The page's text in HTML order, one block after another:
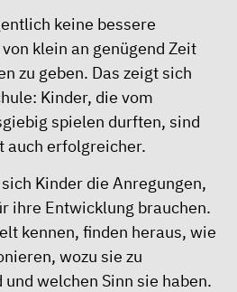
keine bessere
klein an genügend Zeit
zu geben. Das zeigt sich
Kinder, die vom
spielen durften, sind
auch erfolgreicher.
Kinder die Anregungen,
ihre Entwicklung brauchen.
kennen, finden heraus, wie
wozu sie zu
welchen Sinn sie haben.